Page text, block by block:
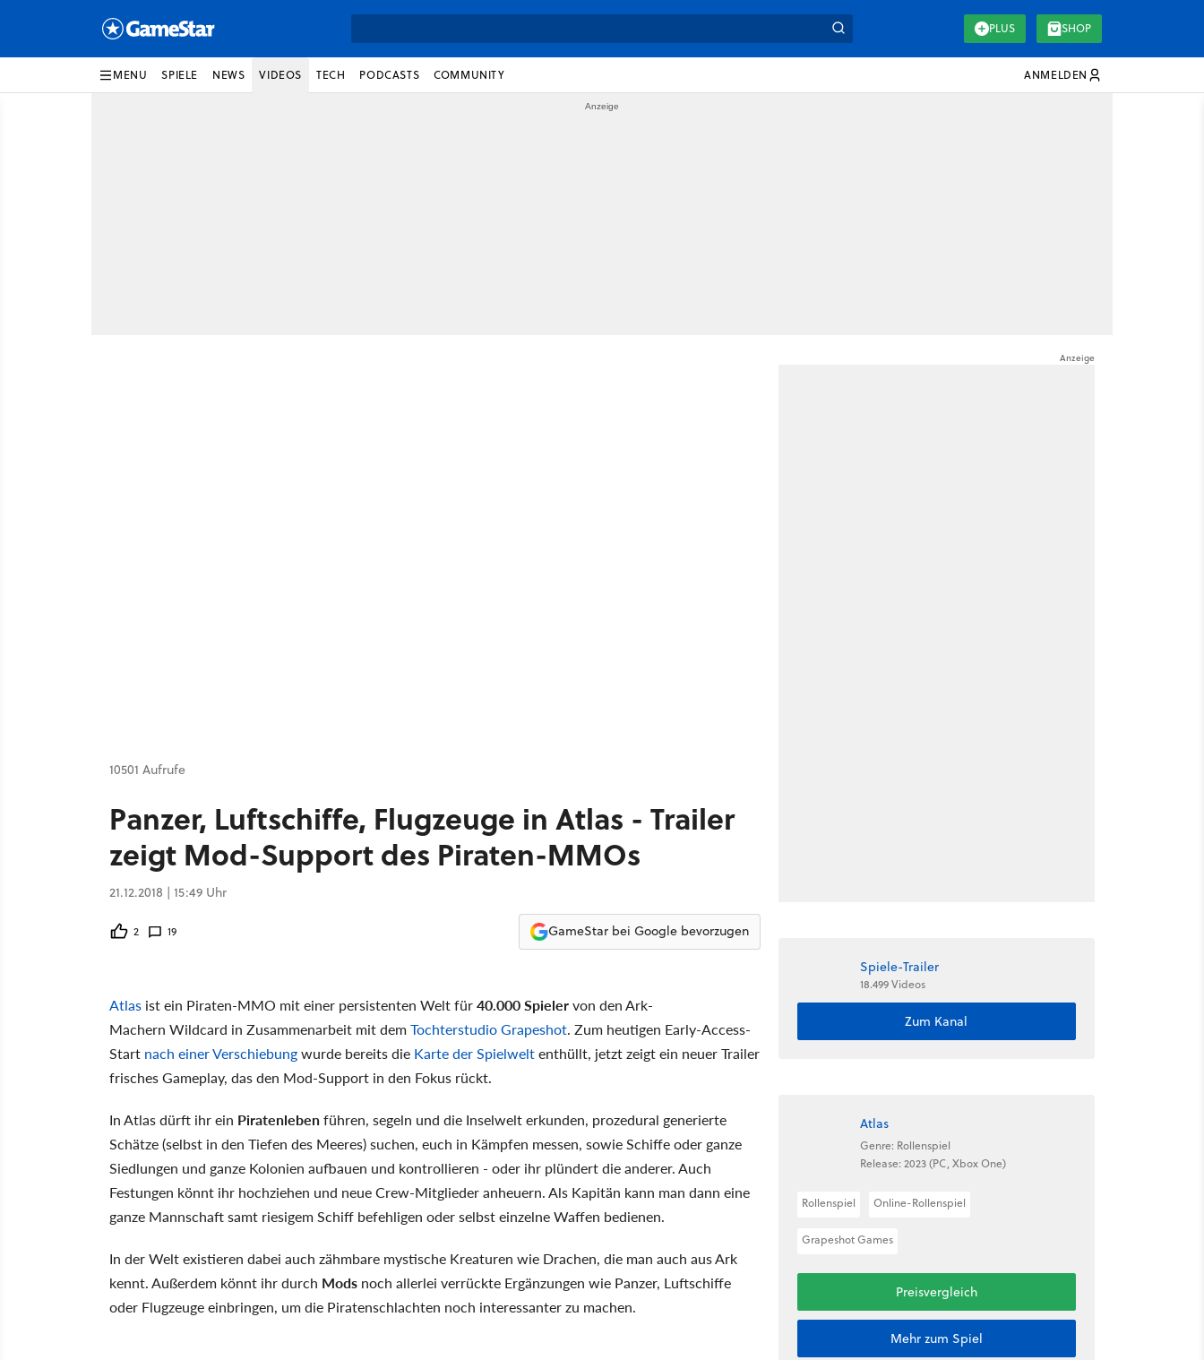
PLUS SHOP
MENU SPIELE NEWS VIDEOS TECH PODCASTS COMMUNITY ANMELDEN
10501 Aufrufe
Panzer, Luftschiffe, Flugzeuge in Atlas - Trailer
zeigt Mod-Support des Piraten-MMOs
21.12.2018 | 15:49 Uhr
2 19 GameStar bei Google bevorzugen
Atlas ist ein Piraten-MMO mit einer persistenten Welt für40.000 Spielervon den Ark-
Machern Wildcard in Zusammenarbeit mit demTochterstudio Grapeshot. Zum heutigen Early-Access-
Start nach einer Verschiebungwurde bereits die Karte der Spielweltenthüllt, jetzt zeigt ein neuer Trailer
frisches Gameplay, das den Mod-Support in den Fokus rückt.
In Atlas dürft ihr ein Piratenlebenführen, segeln und die Inselwelt erkunden, prozedural generierte
Schätze (selbst in den Tiefen des Meeres) suchen, euch in Kämpfen messen, sowie Schiffe oder ganze
Siedlungen und ganze Kolonien aufbauen und kontrollieren - oder ihr plündert die anderer. Auch
Festungen könnt ihr hochziehen und neue Crew-Mitglieder anheuern. Als Kapitän kann man dann eine
ganze Mannschaft samt riesigem Schiff befehligen oder selbst einzelne Waffen bedienen.
In der Welt existieren dabei auch zähmbare mystische Kreaturen wie Drachen, die man auch aus Ark
kennt. Außerdem könnt ihr durch Mods noch allerlei verrückte Ergänzungen wie Panzer, Luftschiffe
oder Flugzeuge einbringen, um die Piratenschlachten noch interessanter zu machen.
Spiele-Trailer
18.499 Videos
Zum Kanal
Atlas
Genre: Rollenspiel
Release: 2023 (PC, Xbox One)
Rollenspiel Online-Rollenspiel
Grapeshot Games
Preisvergleich
Mehr zum Spiel